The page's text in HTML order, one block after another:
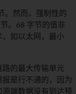
。然而，强制性的
。68 字节的值非
如以太网，最小
的最大传输单元
报是行不通的，因为
端数据没有到达预